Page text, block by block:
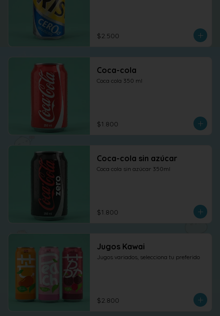
$2.500
Coca-cola
Coca cola 350 ml
$1.800
Coca-cola sin azúcar
Coca cola sin azúcar 350ml
$1.800
Jugos Kawai
Jugos variados, selecciona tu preferido
$2.800